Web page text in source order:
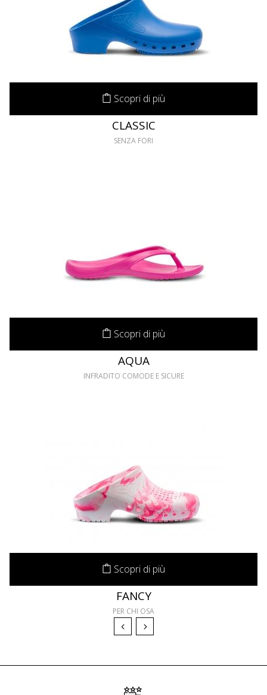
Scopri di più
CLASSIC
SENZA FORI
Scopri di più
AQUA
INFRADITO COMODE E SICURE
Scopri di più
FANCY
PER CHI OSA